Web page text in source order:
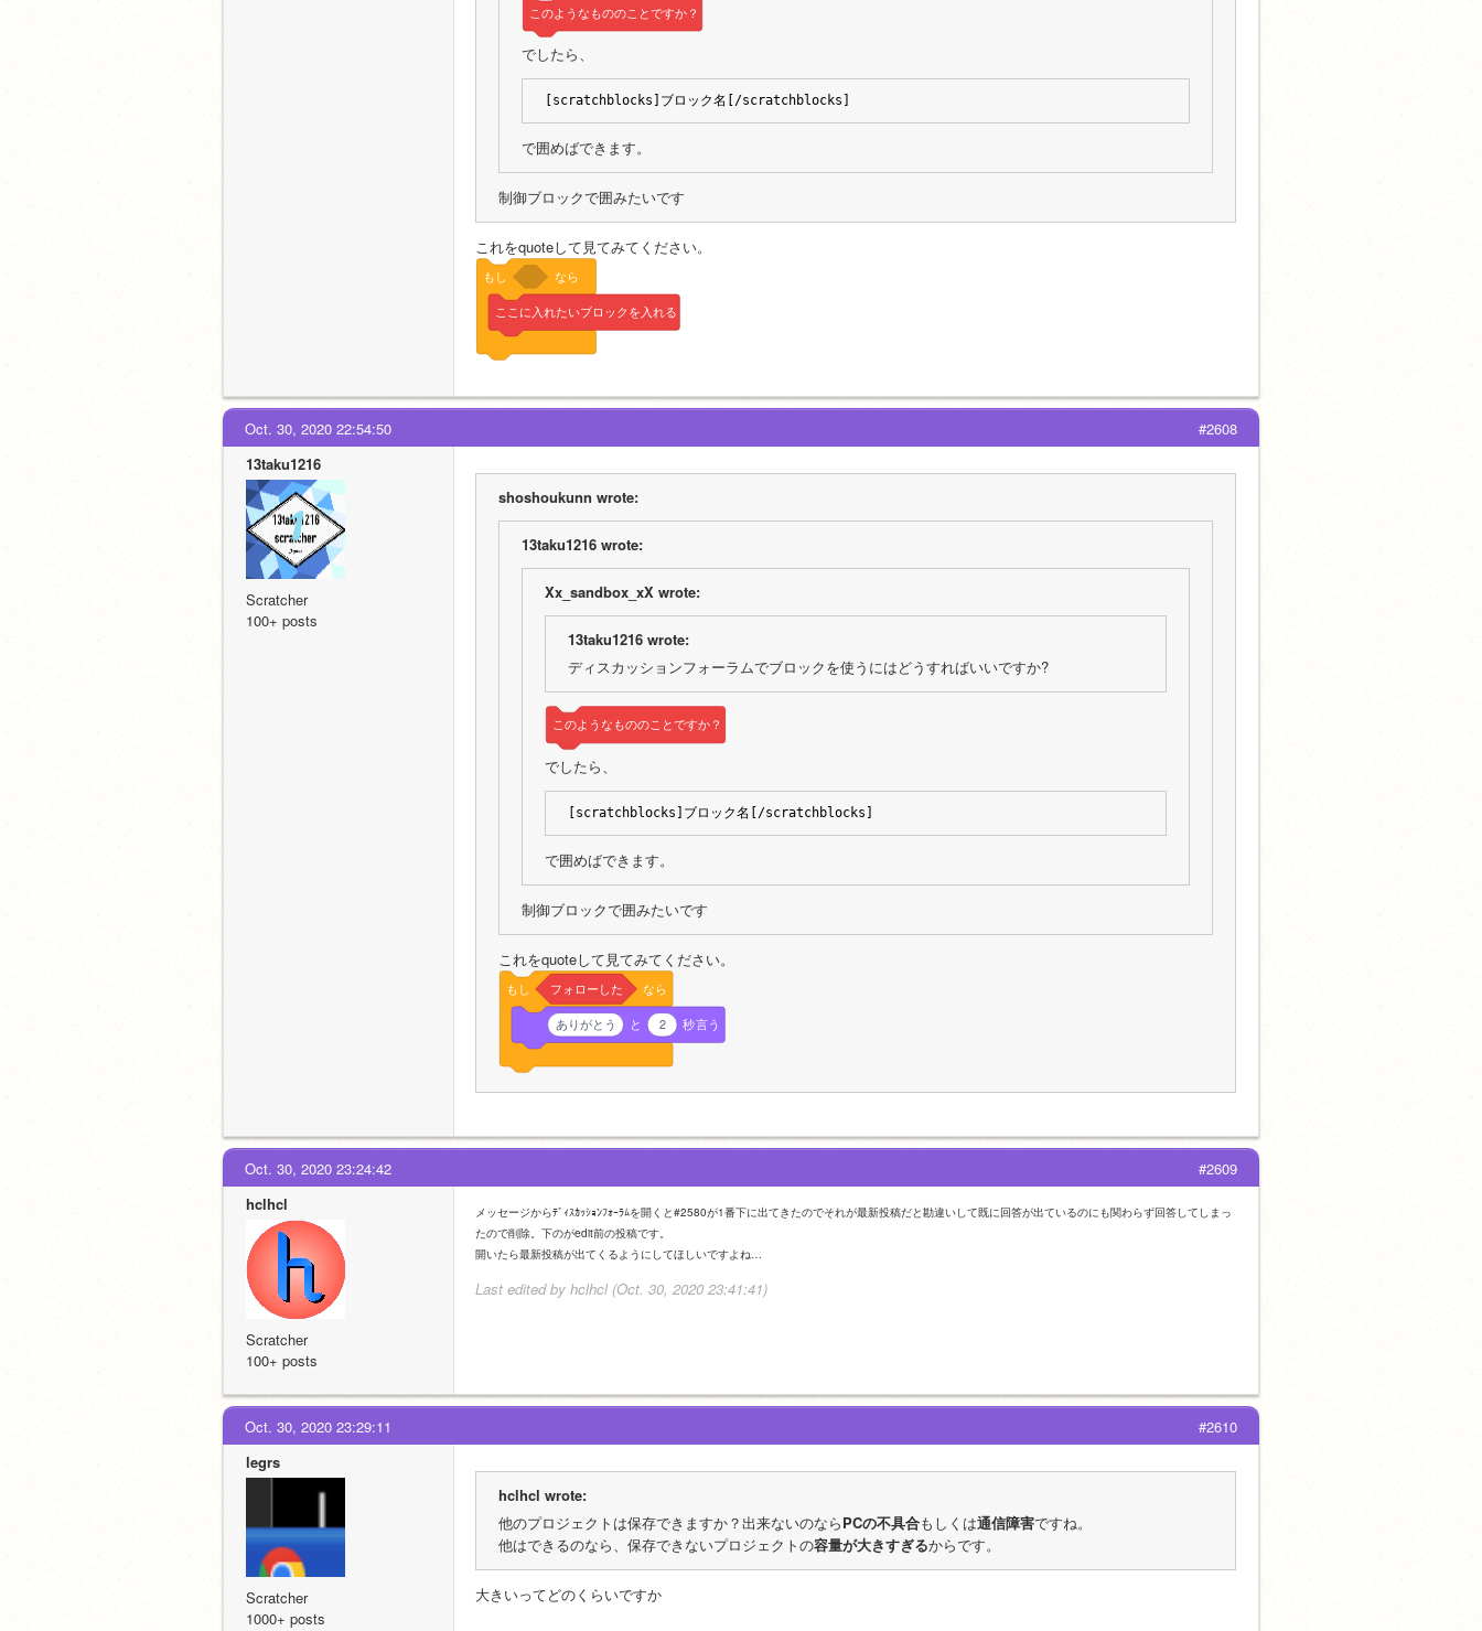
このようなもののことですか？
でしたら、
[scratchblocks]ブロック名[/scratchblocks]
で囲めばできます。
制御ブロックで囲みたいです
これをquoteして見てみてください。
もし なら
ここに入れたいブロックを入れる
#2608
Oct. 30, 2020 22:54:50
13taku1216
Scratcher
100+ posts
shoshoukunn wrote:
13taku1216 wrote:
Xx_sandbox_xX wrote:
13taku1216 wrote:
ディスカッションフォーラムでブロックを使うにはどうすればいいですか?
このようなもののことですか？
でしたら、
[scratchblocks]ブロック名[/scratchblocks]
で囲めばできます。
制御ブロックで囲みたいです
これをquoteして見てみてください。
もし フォローした なら
ありがとう と 2 秒言う
#2609
Oct. 30, 2020 23:24:42
hclhcl
Scratcher
100+ posts
メッセージからﾃﾞｨｽｶｯｼｮﾝﾌｫｰﾗﾑを開くと#2580が1番下に出てきたのでそれが最新投稿だと勘違いして既に回答が出ているのにも関わらず回答してしまっ
たので削除。下のがedit前の投稿です。
開いたら最新投稿が出てくるようにしてほしいですよね…
Last edited by hclhcl (Oct. 30, 2020 23:41:41)
#2610
Oct. 30, 2020 23:29:11
legrs
Scratcher
1000+ posts
hclhcl wrote:
他のプロジェクトは保存できますか？出来ないのならPCの不具合もしくは通信障害ですね。
他はできるのなら、保存できないプロジェクトの容量が大きすぎるからです。
大きいってどのくらいですか